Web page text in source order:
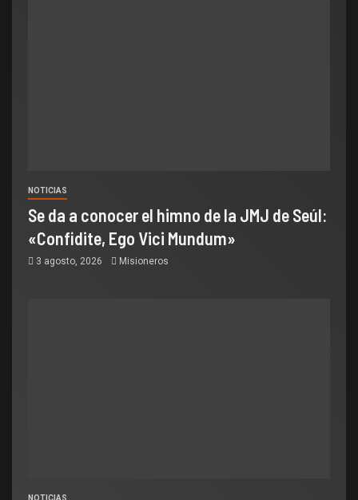
NOTICIAS
Se da a conocer el himno de la JMJ de Seúl:
«Confidite, Ego Vici Mundum»
3 agosto, 2026 Misioneros
NOTICIAS